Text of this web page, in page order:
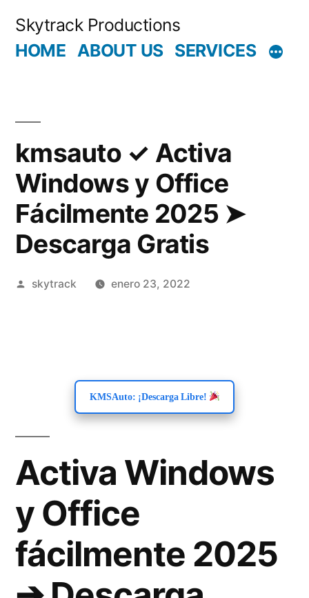
Skytrack Productions
HOME ABOUT US SERVICES
kmsauto ✓ Activa
Windows y Office
Fácilmente 2025 ➤
Descarga Gratis
Publicado
skytrack enero 23, 2022
KMSAuto: ¡Descarga Libre!
Activa Windows
y Office
fácilmente 2025